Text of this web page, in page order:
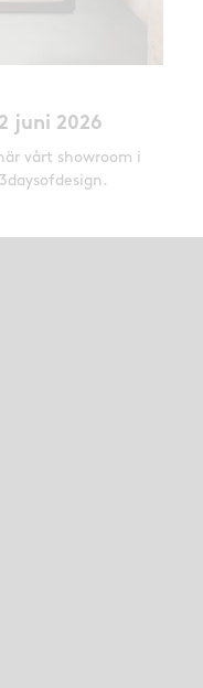
juni 2026
vårt showroom i